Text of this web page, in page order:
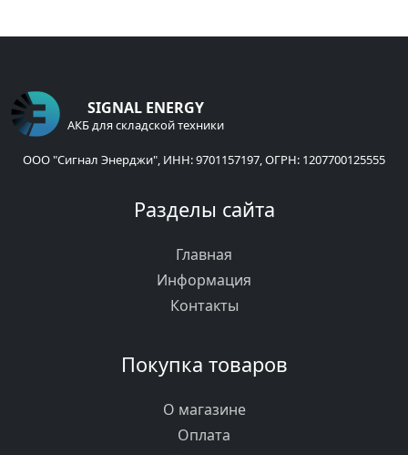
SIGNAL ENERGY
АКБ для складской техники
ООО "Сигнал Энерджи", ИНН: 9701157197, ОГРН: 1207700125555
Разделы сайта
Главная
Информация
Контакты
Покупка товаров
О магазине
Оплата